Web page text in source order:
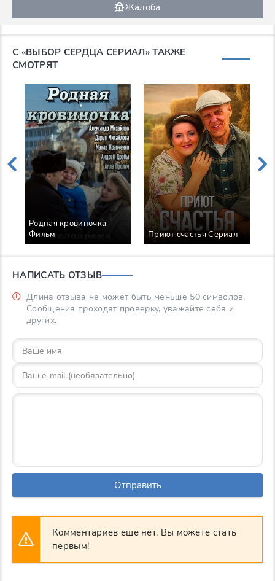
Жалоба
С «ВЫБОР СЕРДЦА СЕРИАЛ» ТАКЖЕ
СМОТРЯТ
Родная кровиночка
Фильм
Приют счастья Сериал
НАПИСАТЬ ОТЗЫВ
Длина отзыва не может быть меньше 50 символов.
Сообщения проходят проверку, уважайте себя и
других.
Отправить
Комментариев еще нет. Вы можете стать
первым!